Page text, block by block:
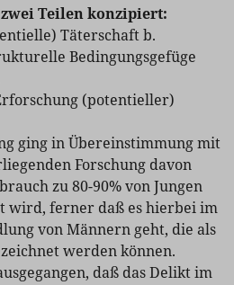
Teilen konzipiert:
Täterschaft b.
Bedingungsgefüge
(potentieller)
ging in Übereinstimmung mit
Forschung davon
zu 80-90% von Jungen
wird, ferner daß es hierbei im
von Männern geht, die als
werden können.
daß das Delikt im